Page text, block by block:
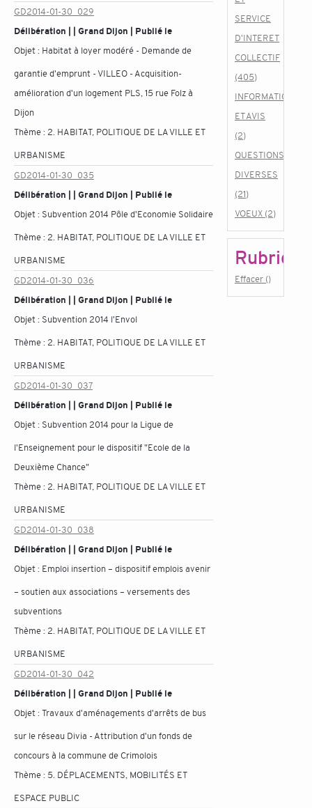
GD2014-01-30_029
Délibération | | Grand Dijon | Publié le
Objet : Habitat à loyer modéré - Demande de
garantie d'emprunt - VILLEO - Acquisition-
amélioration d'un logement PLS, 15 rue Folz à
Dijon
Thème : 2. HABITAT, POLITIQUE DE LA VILLE ET
URBANISME
GD2014-01-30_035
Délibération | | Grand Dijon | Publié le
Objet : Subvention 2014 Pôle d'Economie Solidaire
Thème : 2. HABITAT, POLITIQUE DE LA VILLE ET
URBANISME
GD2014-01-30_036
Délibération | | Grand Dijon | Publié le
Objet : Subvention 2014 l'Envol
Thème : 2. HABITAT, POLITIQUE DE LA VILLE ET
URBANISME
GD2014-01-30_037
Délibération | | Grand Dijon | Publié le
Objet : Subvention 2014 pour la Ligue de
l'Enseignement pour le dispositif "Ecole de la
Deuxième Chance"
Thème : 2. HABITAT, POLITIQUE DE LA VILLE ET
URBANISME
GD2014-01-30_038
Délibération | | Grand Dijon | Publié le
Objet : Emploi insertion – dispositif emplois avenir
– soutien aux associations – versements des
subventions
Thème : 2. HABITAT, POLITIQUE DE LA VILLE ET
URBANISME
GD2014-01-30_042
Délibération | | Grand Dijon | Publié le
Objet :Travaux d'aménagements d'arrêts de bus
sur le réseau Divia - Attribution d'un fonds de
concours à la commune de Crimolois
Thème : 5. DÉPLACEMENTS, MOBILITÉS ET
ESPACE PUBLIC
SERVICE
D'INTERET
COLLECTIF
(405)
INFORMATIONS
ET AVIS
(2)
QUESTIONS
DIVERSES
(21)
VOEUX (2)
Rubrique
Effacer ()